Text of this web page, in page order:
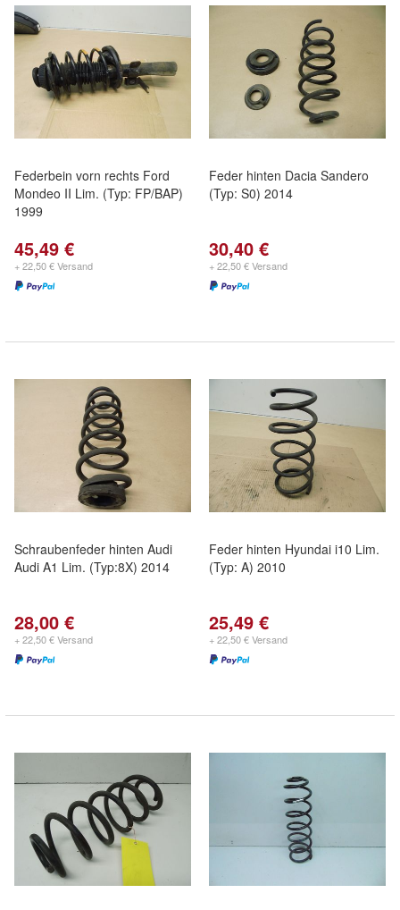
Federbein vorn rechts Ford
Mondeo II Lim. (Typ: FP/BAP)
1999
45,49 €
+ 22,50 € Versand
Feder hinten Dacia Sandero
(Typ: S0) 2014
30,40 €
+ 22,50 € Versand
Schraubenfeder hinten Audi
Audi A1 Lim. (Typ:8X) 2014
28,00 €
+ 22,50 € Versand
Feder hinten Hyundai i10 Lim.
(Typ: A) 2010
25,49 €
+ 22,50 € Versand